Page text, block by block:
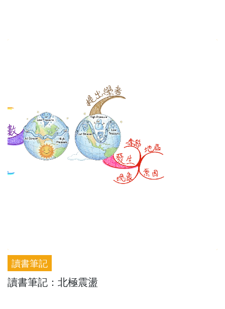
讀書筆記
讀書筆記：北極震盪